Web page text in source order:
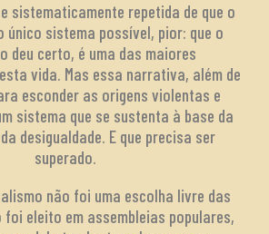
sistematicamente repetida de que o
único sistema possível, pior: que o
deu certo, é uma das maiores
vida. Mas essa narrativa, além de
esconder as origens violentas e
sistema que se sustenta à base da
desigualdade. E que precisa ser
superado.
não foi uma escolha livre das
foi eleito em assembleias populares,